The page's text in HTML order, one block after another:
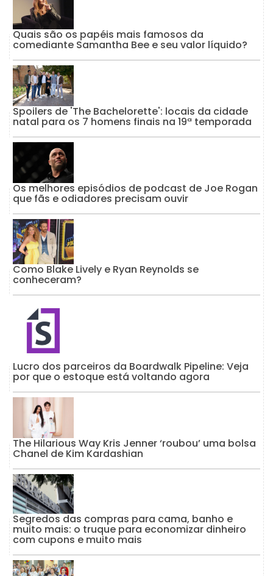
Quais são os papéis mais famosos da
comediante Samantha Bee e seu valor líquido?
Spoilers de 'The Bachelorette': locais da cidade
natal para os 7 homens finais na 19ª temporada
Os melhores episódios de podcast de Joe Rogan
que fãs e odiadores precisam ouvir
Como Blake Lively e Ryan Reynolds se
conheceram?
Lucro dos parceiros da Boardwalk Pipeline: Veja
por que o estoque está voltando agora
The Hilarious Way Kris Jenner ‘roubou’ uma bolsa
Chanel de Kim Kardashian
Segredos das compras para cama, banho e
muito mais: o truque para economizar dinheiro
com cupons e muito mais